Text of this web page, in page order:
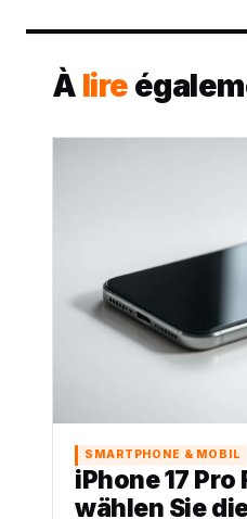
À lire
SMARTPHONE & MOBIL
iPhone 17 Pro
wählen Sie